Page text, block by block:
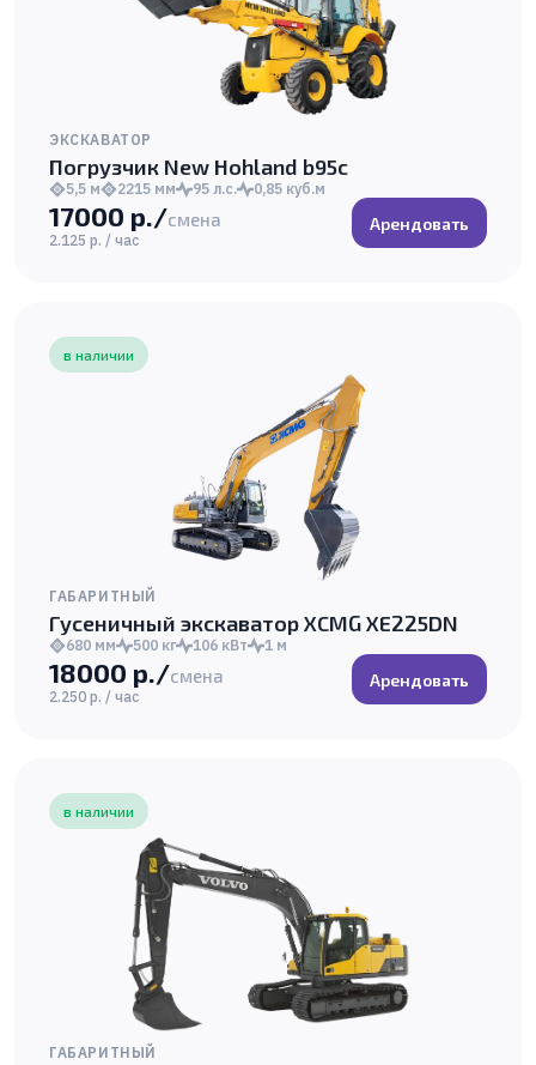
ЭКСКАВАТОР
Погрузчик New Hohland b95c
5,5 м 2215 мм 95 л.с. 0,85 куб.м
17000 р./смена
2.125 р. / час
Арендовать
в наличии
ГАБАРИТНЫЙ
Гусеничный экскаватор XCMG XE225DN
680 мм 500 кг 106 кВт 1 м
18000 р./смена
2.250 р. / час
Арендовать
в наличии
ГАБАРИТНЫЙ